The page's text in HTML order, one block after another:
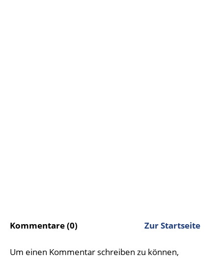
Kommentare (0) Zur Startseite
Um einen Kommentar schreiben zu können,